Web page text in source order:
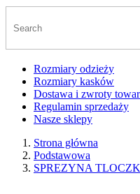
Rozmiary odzieży
Rozmiary kasków
Dostawa i zwroty
Regulamin sprzedaży
Nasze sklepy
Strona główna
Podstawowa
SPREZYNA